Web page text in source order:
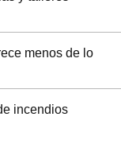
menos de lo
incendios